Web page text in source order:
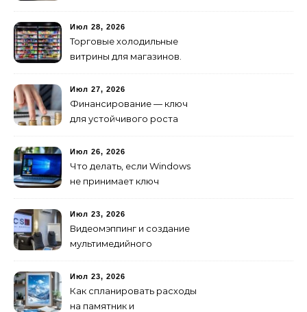
оборудование
предусмотреть заранее
Июл 28, 2026
Торговые холодильные
витрины для магазинов.
Июл 27, 2026
Финансирование — ключ
для устойчивого роста
Июл 26, 2026
Что делать, если Windows
не принимает ключ
Июл 23, 2026
Видеомэппинг и создание
мультимедийного
будущего для пространств
Июл 23, 2026
Как спланировать расходы
на памятник и